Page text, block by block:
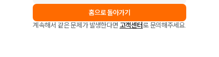
홈으로 돌아가기
계속해서 같은 문제가 발생한다면 고객센터로 문의해주세요.